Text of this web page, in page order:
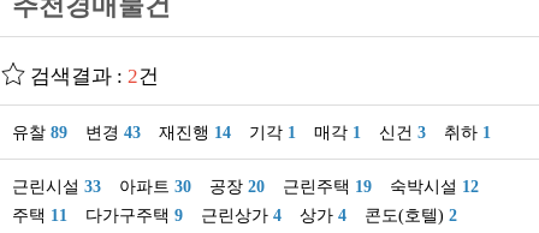
추천경매물건
검색결과 : 2건
유찰 89 변경 43 재진행 14 기각 1 매각 1 신건 3 취하 1
근린시설 33 아파트 30 공장 20 근린주택 19 숙박시설 12
주택 11 다가구주택 9 근린상가 4 상가 4 콘도(호텔) 2